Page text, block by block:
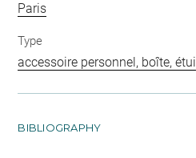
Paris
Type
accessoire personnel, boîte, étui
BIBLIOGRAPHY